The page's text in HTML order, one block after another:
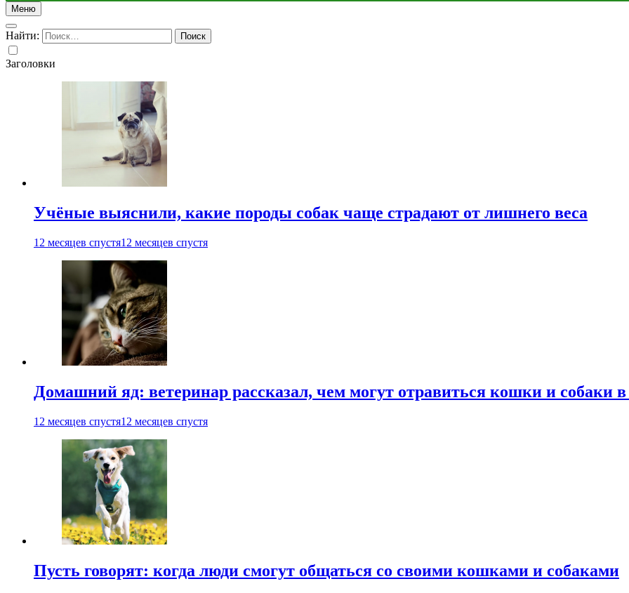
Меню
Найти:
Заголовки
Учёные выяснили, какие породы собак чаще страдают от лишнего веса
12 месяцев спустя12 месяцев спустя
Домашний яд: ветеринар рассказал, чем могут отравиться кошки и собаки
12 месяцев спустя12 месяцев спустя
Пусть говорят: когда люди смогут общаться со своими кошками и собаками